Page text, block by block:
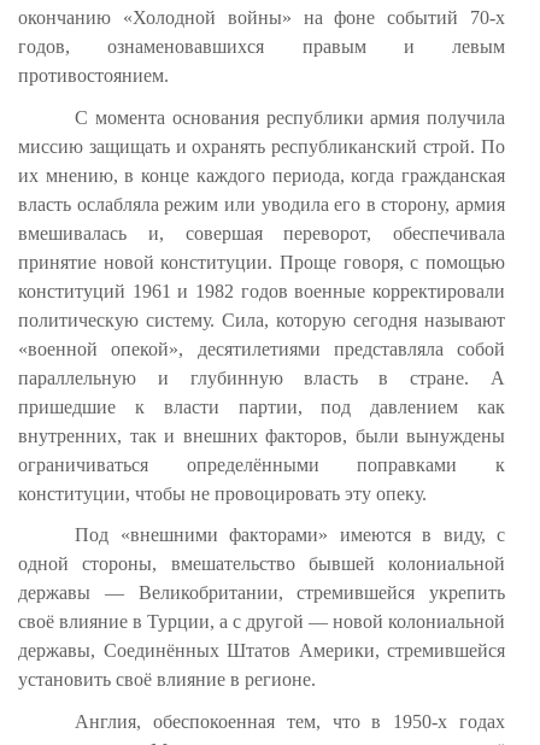
окончанию «Холодной войны» на фоне событий 70-х
годов, ознаменовавшихся правым и левым
противостоянием.
С момента основания республики армия получила
миссию защищать и охранять республиканский строй. По
их мнению, в конце каждого периода, когда гражданская
власть ослабляла режим или уводила его в сторону, армия
вмешивалась и, совершая переворот, обеспечивала
принятие новой конституции. Проще говоря, с помощью
конституций 1961 и 1982 годов военные корректировали
политическую систему. Сила, которую сегодня называют
«военной опекой», десятилетиями представляла собой
параллельную и глубинную власть в стране. А
пришедшие к власти партии, под давлением как
внутренних, так и внешних факторов, были вынуждены
ограничиваться определёнными поправками к
конституции, чтобы не провоцировать эту опеку.
Под «внешними факторами» имеются в виду, с
одной стороны, вмешательство бывшей колониальной
державы — Великобритании, стремившейся укрепить
своё влияние в Турции, а с другой — новой колониальной
державы, Соединённых Штатов Америки, стремившейся
установить своё влияние в регионе.
Англия, обеспокоенная тем, что в 1950-х годах